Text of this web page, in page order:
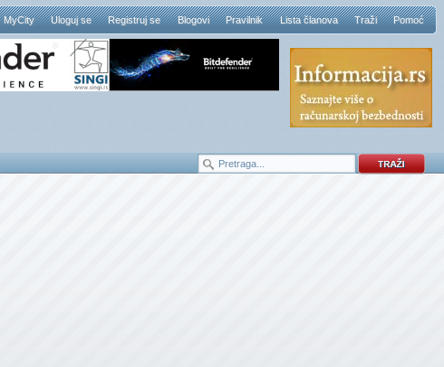
MyCity Uloguj se Registruj se Blogovi Pravilnik Lista članova Traži Pomoć